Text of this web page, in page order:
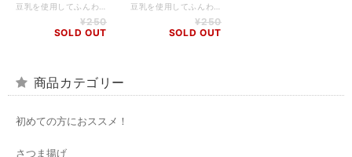
¥250
SOLD OUT
¥250
SOLD OUT
商品カテゴリー
初めての方におススメ！
さつま揚げ